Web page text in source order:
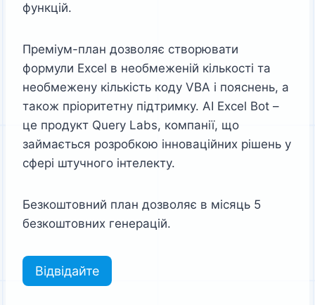
функцій.
Преміум-план дозволяє створювати
формули Excel в необмеженій кількості та
необмежену кількість коду VBA і пояснень, а
також пріоритетну підтримку. AI Excel Bot –
це продукт Query Labs, компанії, що
займається розробкою інноваційних рішень у
сфері штучного інтелекту.
Безкоштовний план дозволяє в місяць 5
безкоштовних генерацій.
Відвідайте